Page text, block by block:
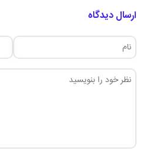
ارسال دیدگاه